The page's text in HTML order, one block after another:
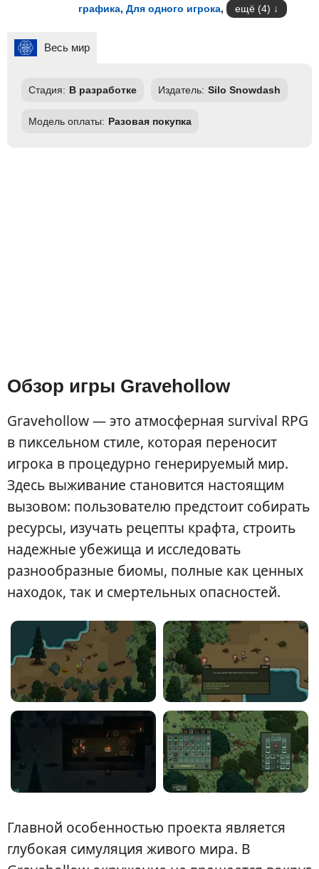
графика, Для одного игрока, ещё (4)
Весь мир
Стадия: В разработке Издатель: Silo Snowdash
Модель оплаты: Разовая покупка
Обзор игры Gravehollow
Gravehollow — это атмосферная survival RPG
в пиксельном стиле, которая переносит
игрока в процедурно генерируемый мир.
Здесь выживание становится настоящим
вызовом: пользователю предстоит собирать
ресурсы, изучать рецепты крафта, строить
надежные убежища и исследовать
разнообразные биомы, полные как ценных
находок, так и смертельных опасностей.
Главной особенностью проекта является
глубокая симуляция живого мира. В